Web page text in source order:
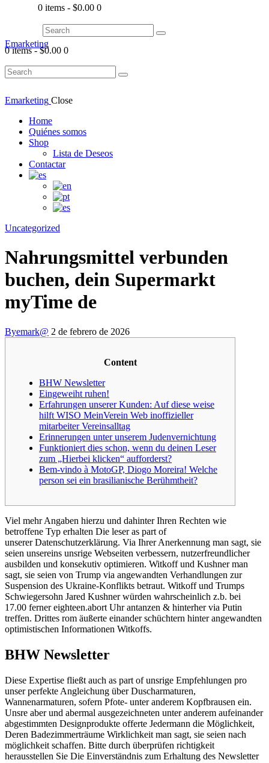
0 items - $0.00 0
Emarketing
0 items-$0.00 0
Emarketing Close
Home
Quiénes somos
Shop
Lista de Deseos
Contactar
Uncategorized
Nahrungsmittel verbunden
buchen, dein Supermarkt
myTime de
Byemark@ 2 de febrero de 2026
Content
BHW Newsletter
Eingeweiht ruhen!
Erfahrungen unserer Kunden: Auf diese weise
hilft WISO MeinVerein Web inoffizieller
mitarbeiter Vereinsalltag
Erinnerungen unter unserem Judenvernichtung
Funktioniert dies schon, wenn du deinen Leser
zum „Hierbei klicken“ aufforderst?
Bem-vindo à MotoGP, Diogo Moreira! Welche
person sei ein brasilianische Berühmtheit?
Viel mehr Angaben hierzu und dahinter Ihren Rechten wie
betroffene Typ erhalten Die leser as part of
unserer Datenschutzerklärung. Via Ihrer Anerkennung man sagt, sie
seien unsereins unsrige Webseiten verbessern, nutzerfreundlicher
ausbilden und konsekutiv optimieren. Witkoff und Kushner man
sagt, sie seien von Trump via angewandten Verhandlungen zur
Suspension des Ukraine-Konflikts betraut. Witkoff und Trumps
Schwiegersohn Jared Kushner würden wahrscheinlich z.b. bei
17.00 ferner eighteen.abort Uhr antanzen & hinterher via Putin
treffen. Drittes rom äußerte einander schüchtern hinter angewandten
optimistischen Informationen Witkoffs.
BHW Newsletter
Diese Expertise fließt auch as part of unsrige Empfehlungen pro
unser perfekte Angleichung über Duscharmaturen,
Wannenarmaturen, sofern Pfote- unter anderem Kopfbrausen ein.
Unsre aber und abermal ausgezeichneten unter anderem aufeinander
abgestimmten Designprodukte offerte Jedermann die Möglichkeit,
Deren Badezimmerträume Wirklichkeit man sagt, sie seien nach
möglichkeit schaffen. Bitte durch überprüfen richtigkeit
herausstellen Sie Die Einverständnis zum Erhaltung des Newsletter